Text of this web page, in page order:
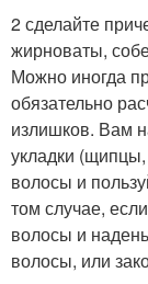
2 сделайте
жирноваты,
Можно иногда
обязательно
излишков. Вам
укладки
волосы и
том случае,
волосы и
волосы, или